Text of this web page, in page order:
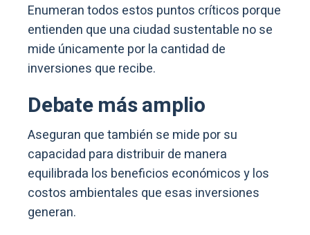
Enumeran todos estos puntos críticos porque
entienden que una ciudad sustentable no se
mide únicamente por la cantidad de
inversiones que recibe.
Debate más amplio
Aseguran que también se mide por su
capacidad para distribuir de manera
equilibrada los beneficios económicos y los
costos ambientales que esas inversiones
generan.